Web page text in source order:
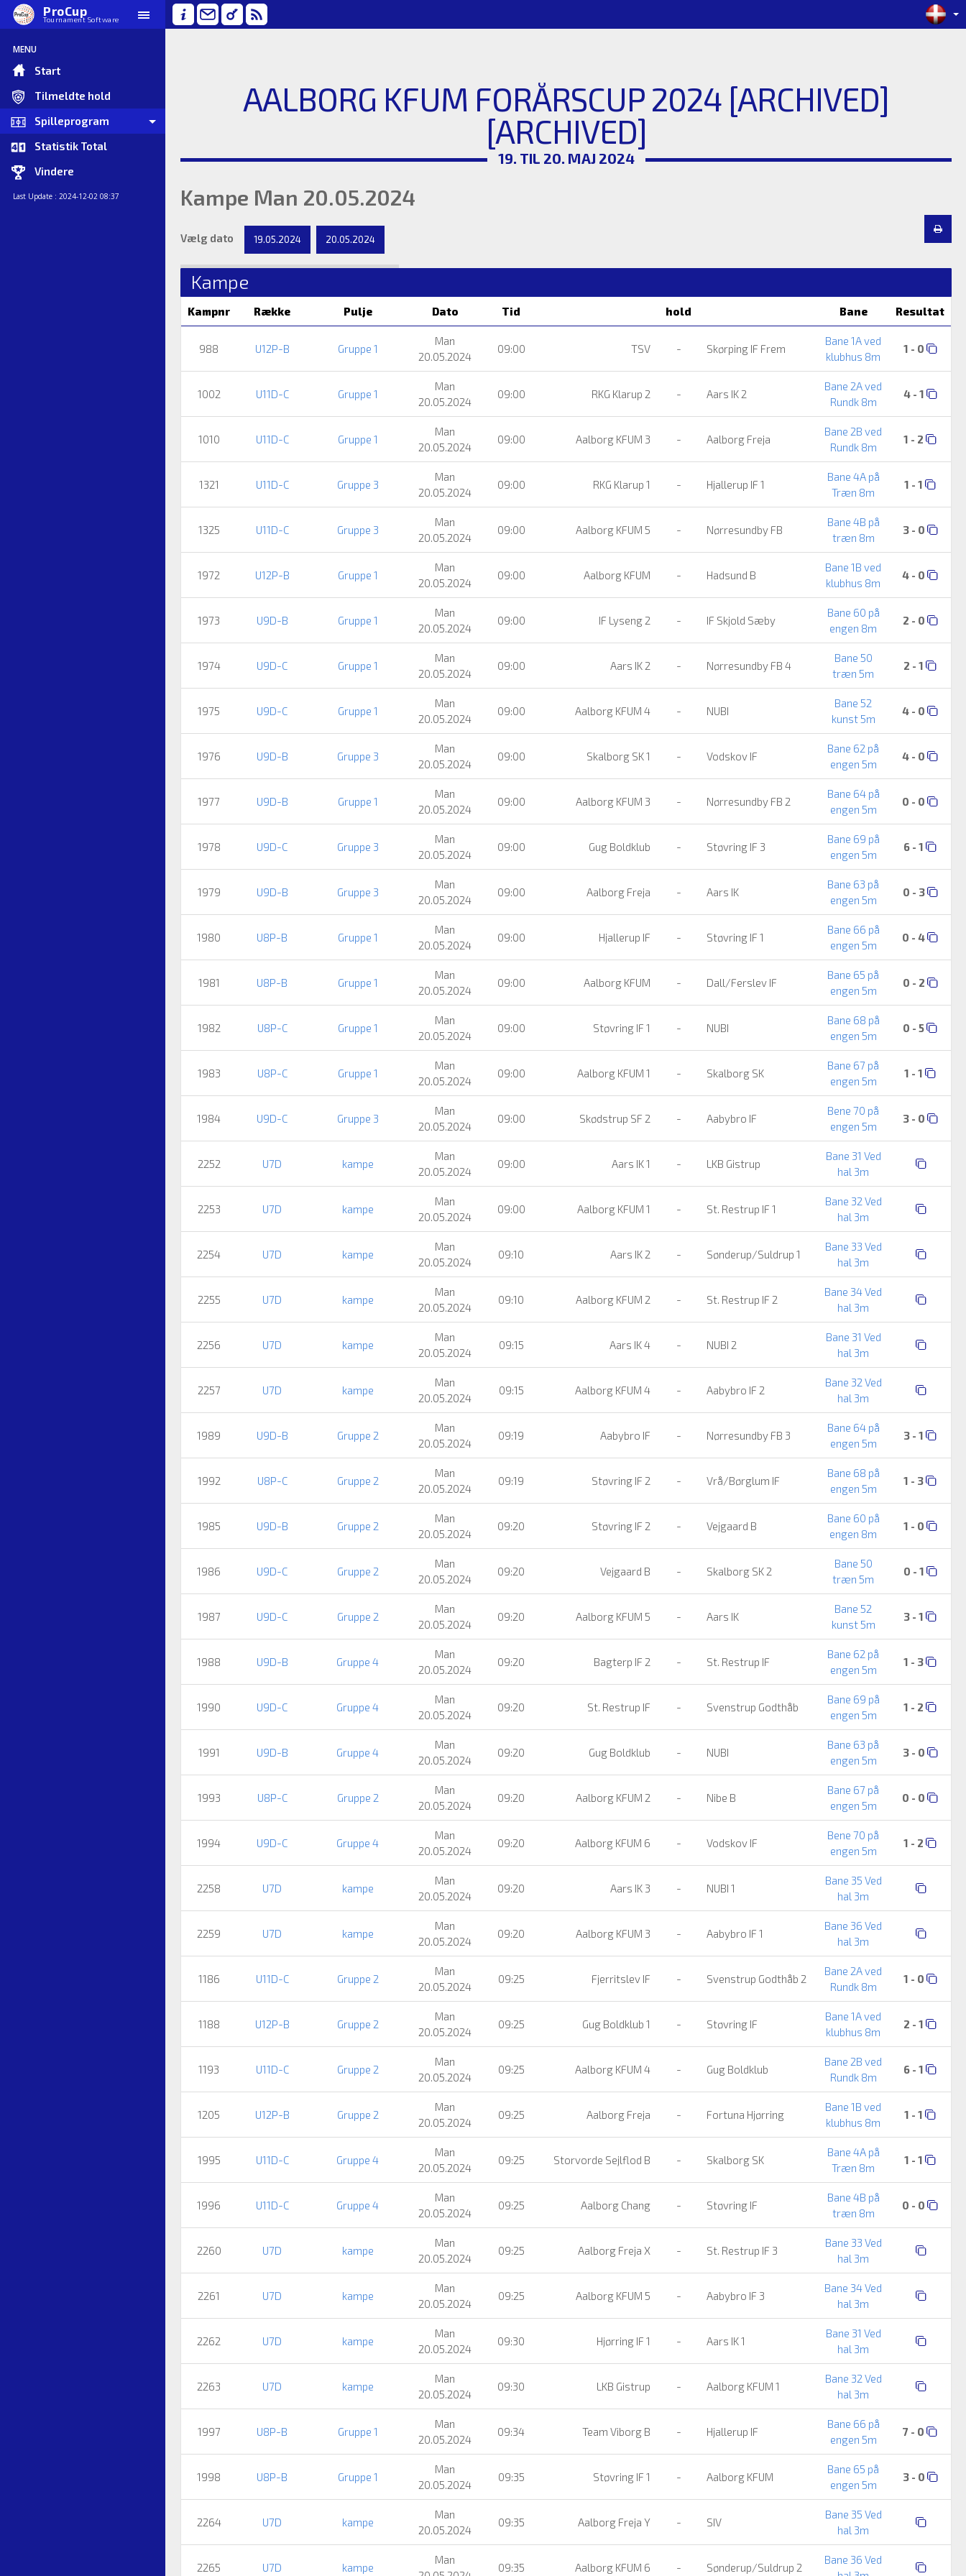
ProCup
Tournament Software
MENU
Start
Tilmeldte hold
Spilleprogram
Statistik Total
Vindere
Last Update : 2024-12-02 08:37
AALBORG KFUM FORÅRSCUP 2024 [ARCHIVED]
[ARCHIVED]
19. TIL 20. MAJ 2024
Kampe Man 20.05.2024
Vælg dato 19.05.2024 20.05.2024
Kampe
Kampnr Række Pulje Dato Tid hold Bane Resultat
988 U12P-B Gruppe 1
Man
20.05.2024
09:00 TSV - Skørping IF Frem
Bane 1A ved
klubhus 8m
1 - 0
1002 U11D-C Gruppe 1
Man
20.05.2024
09:00 RKG Klarup 2 - Aars IK 2
Bane 2A ved
Rundk 8m
4 - 1
1010 U11D-C Gruppe 1
Man
20.05.2024
09:00 Aalborg KFUM 3 - Aalborg Freja
Bane 2B ved
Rundk 8m
1 - 2
1321 U11D-C Gruppe 3
Man
20.05.2024
09:00 RKG Klarup 1 - Hjallerup IF 1
Bane 4A på
Træn 8m
1 - 1
1325 U11D-C Gruppe 3
Man
20.05.2024
09:00 Aalborg KFUM 5 - Nørresundby FB
Bane 4B på
træn 8m
3 - 0
1972 U12P-B Gruppe 1
Man
20.05.2024
09:00 Aalborg KFUM - Hadsund B
Bane 1B ved
klubhus 8m
4 - 0
1973 U9D-B Gruppe 1
Man
20.05.2024
09:00 IF Lyseng 2 - IF Skjold Sæby
Bane 60 på
engen 8m
2 - 0
1974 U9D-C Gruppe 1
Man
20.05.2024
09:00 Aars IK 2 - Nørresundby FB 4
Bane 50
træn 5m
2 - 1
1975 U9D-C Gruppe 1
Man
20.05.2024
09:00 Aalborg KFUM 4 - NUBI
Bane 52
kunst 5m
4 - 0
1976 U9D-B Gruppe 3
Man
20.05.2024
09:00 Skalborg SK 1 - Vodskov IF
Bane 62 på
engen 5m
4 - 0
1977 U9D-B Gruppe 1
Man
20.05.2024
09:00 Aalborg KFUM 3 - Nørresundby FB 2
Bane 64 på
engen 5m
0 - 0
1978 U9D-C Gruppe 3
Man
20.05.2024
09:00 Gug Boldklub - Støvring IF 3
Bane 69 på
engen 5m
6 - 1
1979 U9D-B Gruppe 3
Man
20.05.2024
09:00 Aalborg Freja - Aars IK
Bane 63 på
engen 5m
0 - 3
1980 U8P-B Gruppe 1
Man
20.05.2024
09:00 Hjallerup IF - Støvring IF 1
Bane 66 på
engen 5m
0 - 4
1981 U8P-B Gruppe 1
Man
20.05.2024
09:00 Aalborg KFUM - Dall/Ferslev IF
Bane 65 på
engen 5m
0 - 2
1982 U8P-C Gruppe 1
Man
20.05.2024
09:00 Støvring IF 1 - NUBI
Bane 68 på
engen 5m
0 - 5
1983 U8P-C Gruppe 1
Man
20.05.2024
09:00 Aalborg KFUM 1 - Skalborg SK
Bane 67 på
engen 5m
1 - 1
1984 U9D-C Gruppe 3
Man
20.05.2024
09:00 Skødstrup SF 2 - Aabybro IF
Bene 70 på
engen 5m
3 - 0
2252 U7D kampe
Man
20.05.2024
09:00 Aars IK 1 - LKB Gistrup
Bane 31 Ved
hal 3m
2253 U7D kampe
Man
20.05.2024
09:00 Aalborg KFUM 1 - St. Restrup IF 1
Bane 32 Ved
hal 3m
2254 U7D kampe
Man
20.05.2024
09:10 Aars IK 2 - Sønderup/Suldrup 1
Bane 33 Ved
hal 3m
2255 U7D kampe
Man
20.05.2024
09:10 Aalborg KFUM 2 - St. Restrup IF 2
Bane 34 Ved
hal 3m
2256 U7D kampe
Man
20.05.2024
09:15 Aars IK 4 - NUBI 2
Bane 31 Ved
hal 3m
2257 U7D kampe
Man
20.05.2024
09:15 Aalborg KFUM 4 - Aabybro IF 2
Bane 32 Ved
hal 3m
1989 U9D-B Gruppe 2
Man
20.05.2024
09:19 Aabybro IF - Nørresundby FB 3
Bane 64 på
engen 5m
3 - 1
1992 U8P-C Gruppe 2
Man
20.05.2024
09:19 Støvring IF 2 - Vrå/Børglum IF
Bane 68 på
engen 5m
1 - 3
1985 U9D-B Gruppe 2
Man
20.05.2024
09:20 Støvring IF 2 - Vejgaard B
Bane 60 på
engen 8m
1 - 0
1986 U9D-C Gruppe 2
Man
20.05.2024
09:20 Vejgaard B - Skalborg SK 2
Bane 50
træn 5m
0 - 1
1987 U9D-C Gruppe 2
Man
20.05.2024
09:20 Aalborg KFUM 5 - Aars IK
Bane 52
kunst 5m
3 - 1
1988 U9D-B Gruppe 4
Man
20.05.2024
09:20 Bagterp IF 2 - St. Restrup IF
Bane 62 på
engen 5m
1 - 3
1990 U9D-C Gruppe 4
Man
20.05.2024
09:20 St. Restrup IF - Svenstrup Godthåb
Bane 69 på
engen 5m
1 - 2
1991 U9D-B Gruppe 4
Man
20.05.2024
09:20 Gug Boldklub - NUBI
Bane 63 på
engen 5m
3 - 0
1993 U8P-C Gruppe 2
Man
20.05.2024
09:20 Aalborg KFUM 2 - Nibe B
Bane 67 på
engen 5m
0 - 0
1994 U9D-C Gruppe 4
Man
20.05.2024
09:20 Aalborg KFUM 6 - Vodskov IF
Bene 70 på
engen 5m
1 - 2
2258 U7D kampe
Man
20.05.2024
09:20 Aars IK 3 - NUBI 1
Bane 35 Ved
hal 3m
2259 U7D kampe
Man
20.05.2024
09:20 Aalborg KFUM 3 - Aabybro IF 1
Bane 36 Ved
hal 3m
1186 U11D-C Gruppe 2
Man
20.05.2024
09:25 Fjerritslev IF - Svenstrup Godthåb 2
Bane 2A ved
Rundk 8m
1 - 0
1188 U12P-B Gruppe 2
Man
20.05.2024
09:25 Gug Boldklub 1 - Støvring IF
Bane 1A ved
klubhus 8m
2 - 1
1193 U11D-C Gruppe 2
Man
20.05.2024
09:25 Aalborg KFUM 4 - Gug Boldklub
Bane 2B ved
Rundk 8m
6 - 1
1205 U12P-B Gruppe 2
Man
20.05.2024
09:25 Aalborg Freja - Fortuna Hjørring
Bane 1B ved
klubhus 8m
1 - 1
1995 U11D-C Gruppe 4
Man
20.05.2024
09:25 Storvorde Sejlflod B - Skalborg SK
Bane 4A på
Træn 8m
1 - 1
1996 U11D-C Gruppe 4
Man
20.05.2024
09:25 Aalborg Chang - Støvring IF
Bane 4B på
træn 8m
0 - 0
2260 U7D kampe
Man
20.05.2024
09:25 Aalborg Freja X - St. Restrup IF 3
Bane 33 Ved
hal 3m
2261 U7D kampe
Man
20.05.2024
09:25 Aalborg KFUM 5 - Aabybro IF 3
Bane 34 Ved
hal 3m
2262 U7D kampe
Man
20.05.2024
09:30 Hjørring IF 1 - Aars IK 1
Bane 31 Ved
hal 3m
2263 U7D kampe
Man
20.05.2024
09:30 LKB Gistrup - Aalborg KFUM 1
Bane 32 Ved
hal 3m
1997 U8P-B Gruppe 1
Man
20.05.2024
09:34 Team Viborg B - Hjallerup IF
Bane 66 på
engen 5m
7 - 0
1998 U8P-B Gruppe 1
Man
20.05.2024
09:35 Støvring IF 1 - Aalborg KFUM
Bane 65 på
engen 5m
3 - 0
2264 U7D kampe
Man
20.05.2024
09:35 Aalborg Freja Y - SIV
Bane 35 Ved
hal 3m
2265 U7D kampe
Man
09:35 Aalborg KFUM 6 - Sønderup/Suldrup 2
Bane 36 Ved